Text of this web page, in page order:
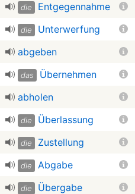
die Entgegennahme
die Unterwerfung
abgeben
das Übernehmen
abholen
die Überlassung
die Zustellung
die Abgabe
die Übergabe